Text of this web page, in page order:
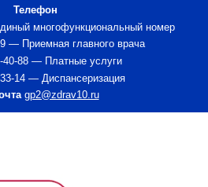
Телефон
многофункциональный номер
— Приемная главного врача
40-88 — Платные услуги
14 — Диспансеризация
gp2@zdrav10.ru